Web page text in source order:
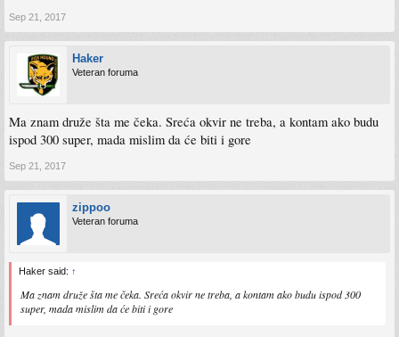
Sep 21, 2017
Haker
Veteran foruma
Ma znam druže šta me čeka. Sreća okvir ne treba, a kontam ako budu
ispod 300 super, mada mislim da će biti i gore
Sep 21, 2017
zippoo
Veteran foruma
Haker said: ↑
Ma znam druže šta me čeka. Sreća okvir ne treba, a kontam ako budu ispod 300
super, mada mislim da će biti i gore